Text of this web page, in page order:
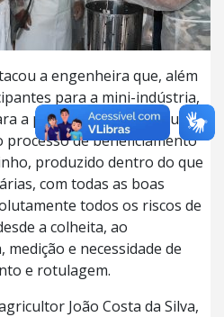
a engenheira que, além
para a mini-indústria,
a parte prática deste curso,
de beneficiamento
produzido dentro do que
com todas as boas
todos os riscos de
a colheita, ao
e necessidade de
e rotulagem.
João Costa da Silva,